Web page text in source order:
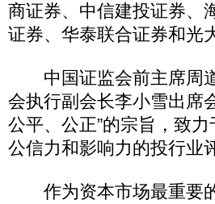
商证券、中信建投证券、
证券、华泰联合证券和光
中国证监会前主席周道
会执行副会长李小雪出席
公平、公正”的宗旨，致
公信力和影响力的投行业
作为资本市场最重要的